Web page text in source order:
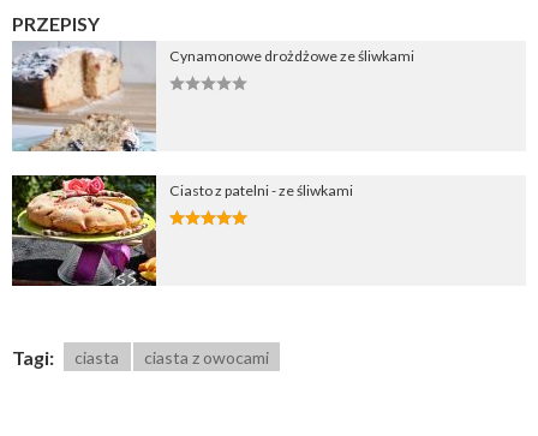
PRZEPISY
Cynamonowe drożdżowe ze śliwkami
Ciasto z patelni - ze śliwkami
Tagi: ciasta ciasta z owocami